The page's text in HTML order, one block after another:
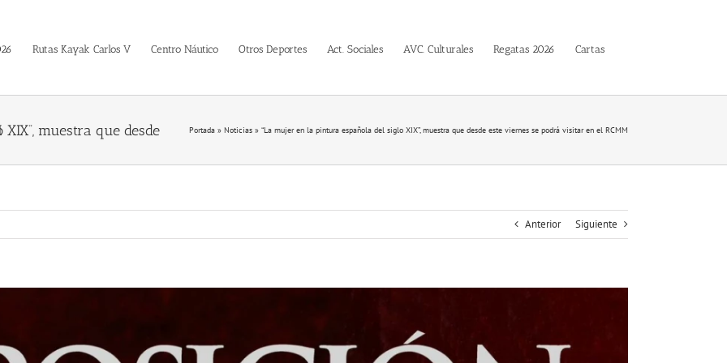
Rutas Kayak Carlos V Centro Náutico Otros Deportes Act. Sociales AVC. Culturales Regatas 2026 Cartas
Portada » Noticias » “La mujer en la pintura española del siglo XIX”, muestra que desde este viernes se podrá visitar en el RCMM
Anterior Siguiente